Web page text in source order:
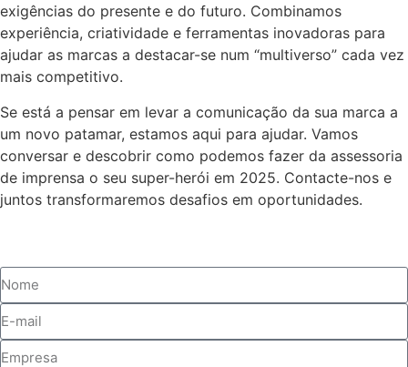
exigências do presente e do futuro. Combinamos
experiência, criatividade e ferramentas inovadoras para
ajudar as marcas a destacar-se num “multiverso” cada vez
mais competitivo.
Se está a pensar em levar a comunicação da sua marca a
um novo patamar, estamos aqui para ajudar. Vamos
conversar e descobrir como podemos fazer da assessoria
de imprensa o seu super-herói em 2025. Contacte-nos e
juntos transformaremos desafios em oportunidades.